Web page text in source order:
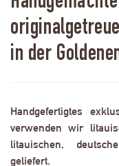
in der
Handgefertigtes
verwenden wir
litauischen,
geliefert.